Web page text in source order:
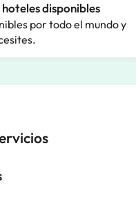
disponibles
por todo el mundo y